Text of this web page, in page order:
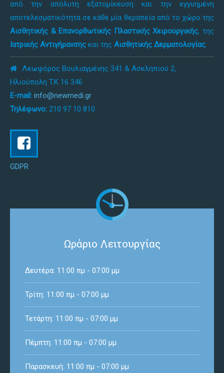
από την απόλυτη εξατομίκευση και την εγγυημένη
αποτελεσματικότητα σε κάθε μία θεραπεία από το χώρο της
Αισθητικής & Επανορθωτικής Πλαστικής Χειρουργικής, της
Ιατρικής Αντιγήρανσης και της Αισθητικής Δερματολογίας.
Λεωφόρος Βουλιαγμένης 341 & Ασκληπιού 2,
Ηλιούπολη T.K 16 346
E-mail: info@newmedi.gr
Τηλέφωνο: 210 97 10 810
GDPR
Ωράριο Λειτουργίας
Δευτέρα: 11:00 πμ - 07:00 μμ
Τρίτη: 11:00 πμ - 07:00 μμ
Τετάρτη: 11:00 πμ - 07:00 μμ
Πέμπτη: 11:00 πμ - 07:00 μμ
Παρασκευή: 11:00 πμ - 07:00 μμ